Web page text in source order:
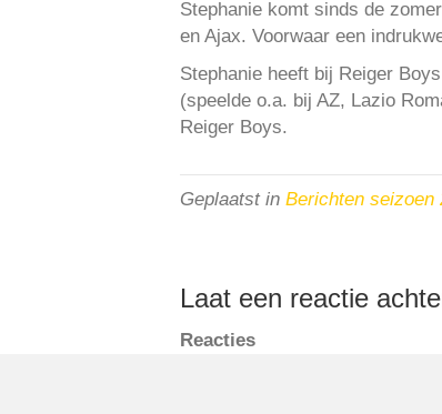
Stephanie komt sinds de
en Ajax. Voorwaar een
Stephanie heeft bij Reiger
(speelde o.a. bij AZ, Lazio
Reiger Boys.
Geplaatst in Berichten seizoen
Laat een reactie
Reacties